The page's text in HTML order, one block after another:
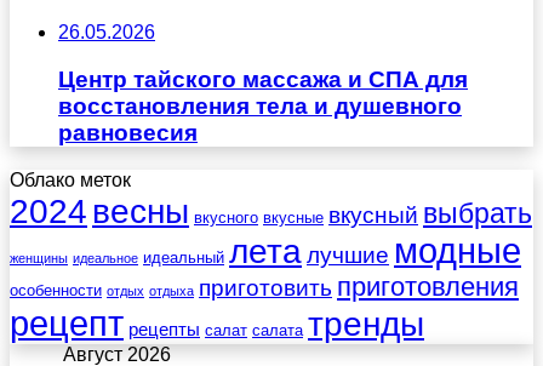
26.05.2026
Центр тайского массажа и СПА для
восстановления тела и душевного
равновесия
Облако меток
2024 весны вкусного вкусные вкусный выбрать
женщины идеальное идеальный леталучшие модные
особенности отдых отдыха приготовить приготовления
рецепт рецепты салат салата тренды
Август 2026